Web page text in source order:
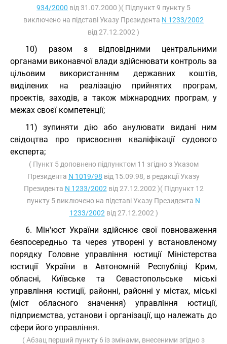
934/2000 від 31.07.2000 )( Підпункт 9 пункту 5
виключено на підставі Указу Президента N 1233/2002
від 27.12.2002 )
10) разом з відповідними центральними
органами виконавчої влади здійснювати контроль за
цільовим використанням державних коштів,
виділених на реалізацію прийнятих програм,
проектів, заходів, а також міжнародних програм, у
межах своєї компетенції;
11) зупиняти дію або анулювати видані ним
свідоцтва про присвоєння кваліфікації судового
експерта;
( Пункт 5 доповнено підпунктом 11 згідно з Указом
Президента N 1019/98 від 15.09.98, в редакції Указу
Президента N 1233/2002 від 27.12.2002 )( Підпункт 12
пункту 5 виключено на підставі Указу Президента N
1233/2002 від 27.12.2002 )
6. Мін'юст України здійснює свої повноваження
безпосередньо та через утворені у встановленому
порядку Головне управління юстиції Міністерства
юстиції України в Автономній Республіці Крим,
обласні, Київське та Севастопольське міські
управління юстиції, районні, районні у містах, міські
(міст обласного значення) управління юстиції,
підприємства, установи і організації, що належать до
сфери його управління.
( Абзац перший пункту 6 із змінами, внесеними згідно з